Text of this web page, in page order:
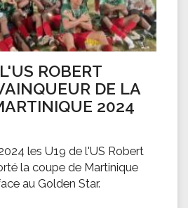
ROBERT
DE LA
2024
les U19 de l'US Robert
la coupe de Martinique
au Golden Star.